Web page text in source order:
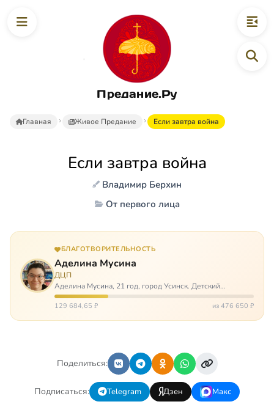
Предание.Ру
Главная Живое Предание Если завтра война
Если завтра война
Владимир Берхин
От первого лица
БЛАГОТВОРИТЕЛЬНОСТЬ
Аделина Мусина
ДЦП
Аделина Мусина, 21 год, город Усинск. Детский
церебральный паралич, передвигается на ходунках или
коляске. Аделине требуется помощь, чтобы ноги
129 684,65 ₽ из 476 650 ₽
Поделиться:
Подписаться: Telegram Дзен Макс